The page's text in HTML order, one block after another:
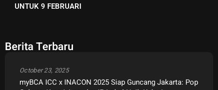
UNTUK 9 FEBRUARI
Berita Terbaru
myBCA ICC x INACON 2025 Siap Guncang Jakarta: Pop
October 23, 2025